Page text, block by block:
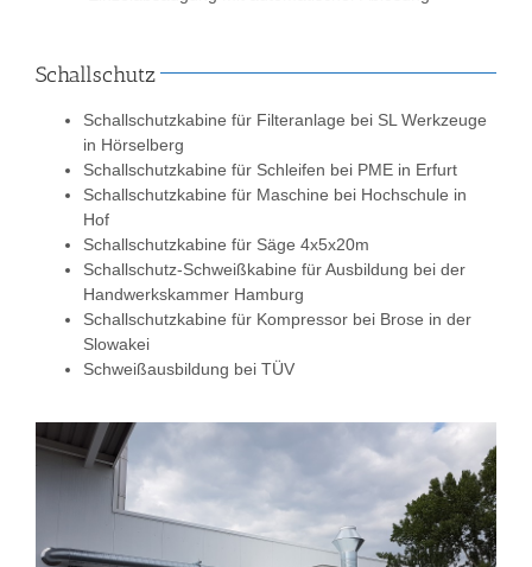
Schallschutz
Schallschutzkabine für Filteranlage bei SL Werkzeuge
in Hörselberg
Schallschutzkabine für Schleifen bei PME in Erfurt
Schallschutzkabine für Maschine bei Hochschule in
Hof
Schallschutzkabine für Säge 4x5x20m
Schallschutz-Schweißkabine für Ausbildung bei der
Handwerkskammer Hamburg
Schallschutzkabine für Kompressor bei Brose in der
Slowakei
Schweißausbildung bei TÜV